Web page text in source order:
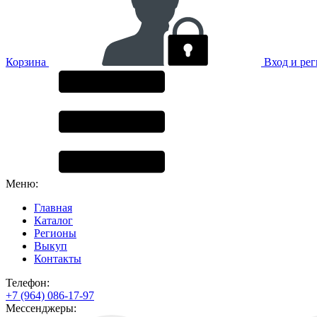
Корзина Вход и
Меню:
Главная
Каталог
Регионы
Выкуп
Контакты
Телефон:
+7 (964) 086-17-97
Мессенджеры: